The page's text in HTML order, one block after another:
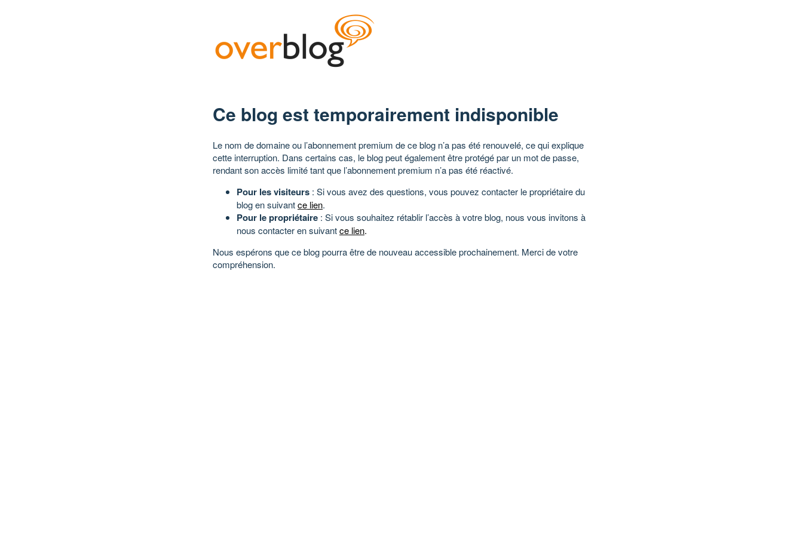
Ce blog est temporairement indisponible
Le nom de domaine ou l’abonnement premium de ce blog n’a pas été renouvelé, ce qui explique
cette interruption. Dans certains cas, le blog peut également être protégé par un mot de passe,
rendant son accès limité tant que l’abonnement premium n’a pas été réactivé.
Pour les visiteurs : Si vous avez des questions, vous pouvez contacter le propriétaire du
blog en suivantce lien.
Pour le propriétaire : Si vous souhaitez rétablir l’accès à votre blog, nous vous invitons à
nous contacter en suivantce lien.
Nous espérons que ce blog pourra être de nouveau accessible prochainement. Merci de votre
compréhension.